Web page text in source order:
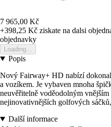
7 965,00 Kč
+398,25 Kč ziskate na dalsi
objednavky
Loading...
Popis
Nový Fairway+ HD nabízí
a vozíkem. Je vybaven mnoha
neuvěřitelně voděodolným
nejinovativnějších golfových
Další informace